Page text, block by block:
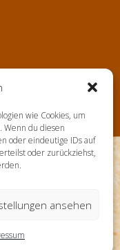
wie Cookies, um
Wenn du diesen
oder eindeutige IDs auf
oder zurückziehst,
ansehen